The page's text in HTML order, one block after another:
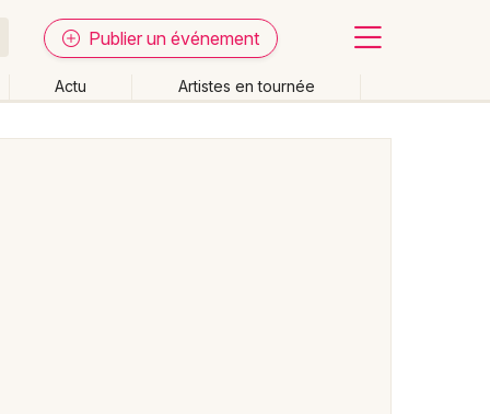
Publier un événement
Actu Artistes en tournée